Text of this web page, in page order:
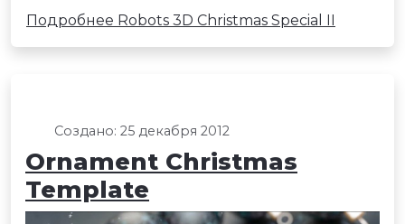
Подробнее Robots 3D Christmas Special II
Создано: 25 декабря 2012
Ornament Christmas
Template